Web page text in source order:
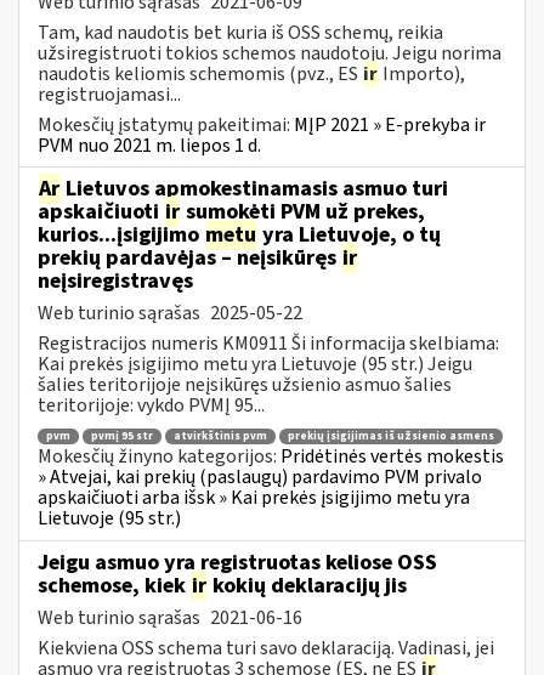
Tam, kad naudotis bet kuria iš OSS schemų, reikia
užsiregistruoti tokios schemos naudotoju. Jeigu norima
naudotis keliomis schemomis (pvz., ES ir Importo),
registruojamasi...
Mokesčių įstatymų pakeitimai: MĮP 2021 » E-prekyba ir
PVM nuo 2021 m. liepos 1 d.
Ar Lietuvos apmokestinamasis asmuo turi
apskaičiuoti ir sumokėti PVM už prekes,
kurios...įsigijimo metu yra Lietuvoje, o tų
prekių pardavėjas – neįsikūręs ir
neįsiregistravęs
Web turinio sąrašas 2025-05-22
Registracijos numeris KM0911 Ši informacija skelbiama:
Kai prekės įsigijimo metu yra Lietuvoje (95 str.) Jeigu
šalies teritorijoje neįsikūręs užsienio asmuo šalies
teritorijoje: vykdo PVMĮ 95...
pvm pvmį 95 str atvirkštinis pvm prekių įsigijimas iš užsienio asmens
Mokesčių žinyno kategorijos: Pridėtinės vertės mokestis
» Atvejai, kai prekių (paslaugų) pardavimo PVM privalo
apskaičiuoti arba išsk » Kai prekės įsigijimo metu yra
Lietuvoje (95 str.)
Jeigu asmuo yra registruotas keliose OSS
schemose, kiek ir kokių deklaracijų jis
Web turinio sąrašas 2021-06-16
Kiekviena OSS schema turi savo deklaraciją. Vadinasi, jei
asmuo yra registruotas 3 schemose (ES, ne ES ir